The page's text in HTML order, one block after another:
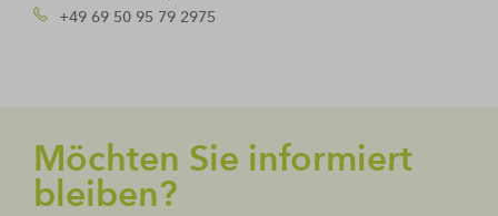
+49 69 50 95 79 2975
Möchten Sie informiert
bleiben?